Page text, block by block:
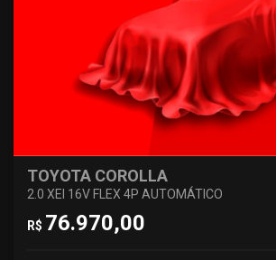
TOYOTA COROLLA
2.0 XEI 16V FLEX 4P AUTOMÁTICO
R$ 76.970,00